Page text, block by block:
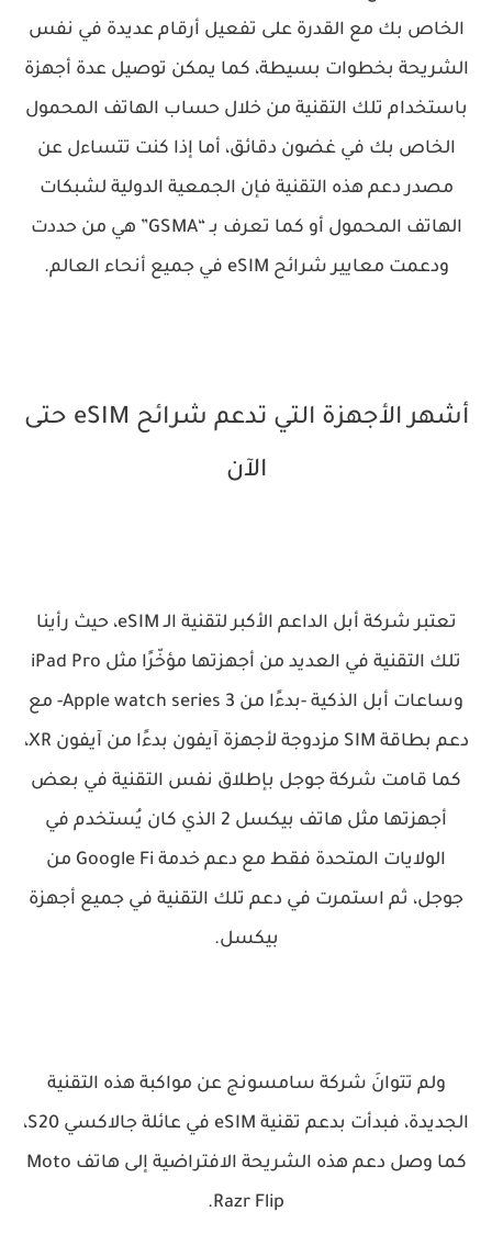
الخاص بك مع القدرة على تفعيل أرقام عديدة في نفس
الشريحة بخطوات بسيطة، كما يمكن توصيل عدة أجهزة
باستخدام تلك التقنية من خلال حساب الهاتف المحمول
الخاص بك في غضون دقائق، أما إذا كنت تتساءل عن
مصدر دعم هذه التقنية فإن الجمعية الدولية لشبكات
الهاتف المحمول أو كما تعرف بـ “GSMA” هي من حددت
ودعمت معايير شرائح eSIM في جميع أنحاء العالم.
أشهر الأجهزة التي تدعم شرائح eSIM حتى
الآن
تعتبر شركة أبل الداعم الأكبر لتقنية الـ eSIM، حيث رأينا
تلك التقنية في العديد من أجهزتها مؤخّرًا مثل iPad Pro
وساعات أبل الذكية -بدءًا من Apple watch series 3- مع
دعم بطاقة SIM مزدوجة لأجهزة آيفون بدءًا من آيفون XR،
كما قامت شركة جوجل بإطلاق نفس التقنية في بعض
أجهزتها مثل هاتف بيكسل 2 الذي كان يُستخدم في
الولايات المتحدة فقط مع دعم خدمة Google Fi من
جوجل، ثم استمرت في دعم تلك التقنية في جميع أجهزة
بيكسل.
ولم تتوانَ شركة سامسونج عن مواكبة هذه التقنية
الجديدة، فبدأت بدعم تقنية eSIM في عائلة جالاكسي S20،
كما وصل دعم هذه الشريحة الافتراضية إلى هاتف Moto
Razr Flip.